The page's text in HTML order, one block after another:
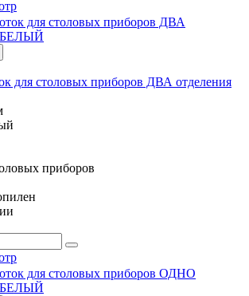
для столовых приборов ДВА отделения
приборов